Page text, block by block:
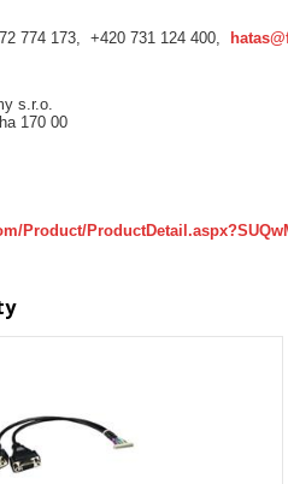
774 173, +420 731 124 400,
s.r.o.
170 00
Product/